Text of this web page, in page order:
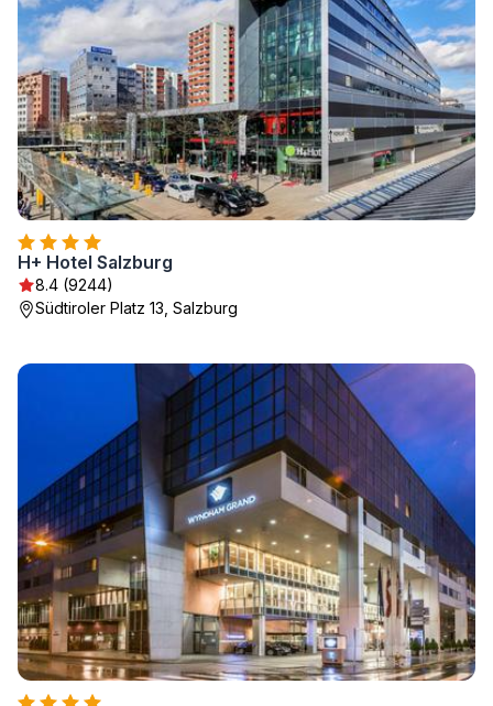
H+ Hotel Salzburg
8.4 (9244)
Südtiroler Platz 13, Salzburg